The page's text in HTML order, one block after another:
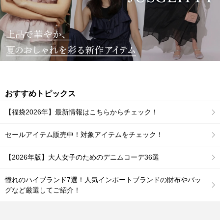
おすすめトピックス
【福袋2026年】最新情報はこちらからチェック！
セールアイテム販売中！対象アイテムをチェック！
【2026年版】大人女子のためのデニムコーデ36選
憧れのハイブランド7選！人気インポートブランドの財布やバッ
グなど厳選してご紹介！